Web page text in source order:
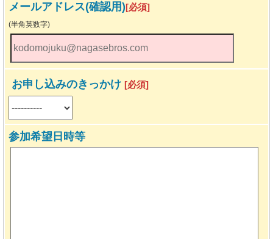
メールアドレス(確認用)[必須]
(半角英数字)
お申し込みのきっかけ [必須]
参加希望日時等